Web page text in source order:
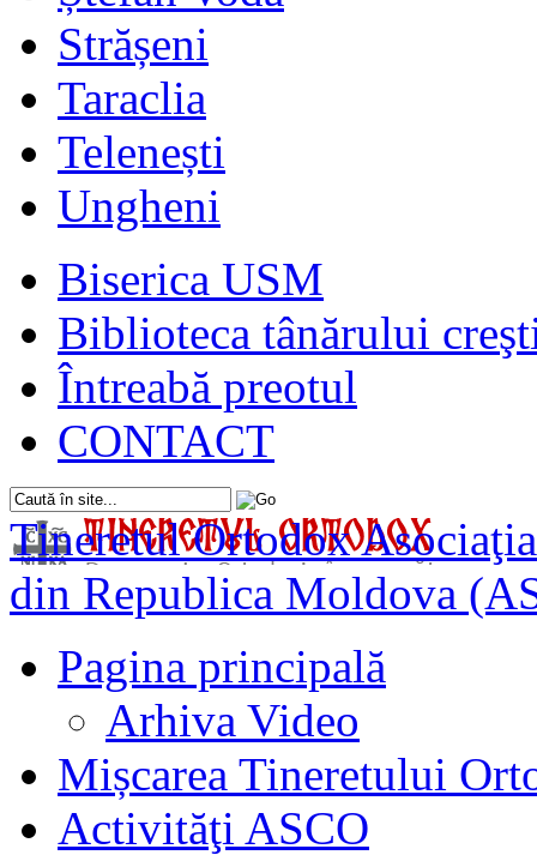
Strășeni
Taraclia
Telenești
Ungheni
Biserica USM
Biblioteca tânărului
Întreabă preotul
CONTACT
Tineretul Ortodox
din Republica Moldova
Pagina principală
Arhiva Video
Mișcarea Tineretului
Activităţi ASCO